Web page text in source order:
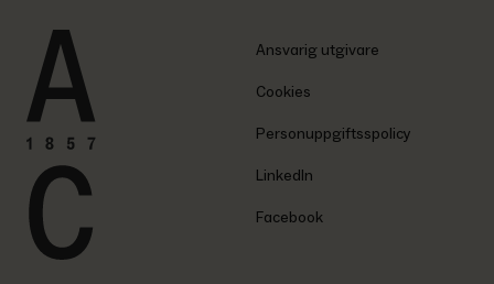
Ansvarig utgivare
Cookies
Personuppgiftsspolicy
LinkedIn
Facebook